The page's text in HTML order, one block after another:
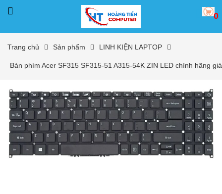
0
Trang chủ Sản phẩm LINH KIỆN LAPTOP
Bàn phím Acer SF315 SF315-51 A315-54K ZIN LED chính hãng